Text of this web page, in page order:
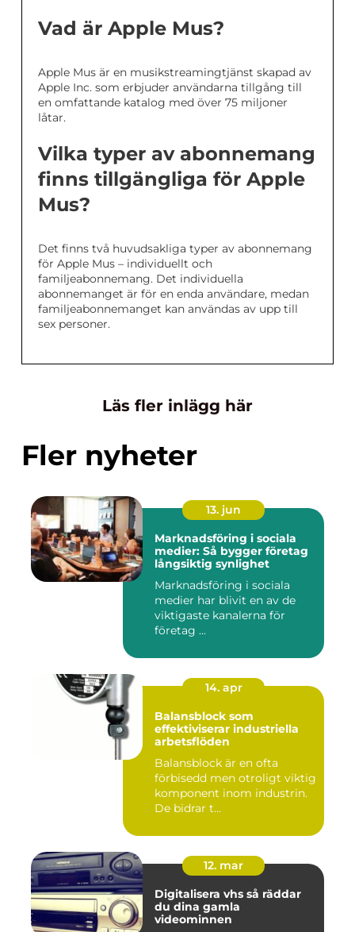
Vad är Apple Mus?
Apple Mus är en musikstreamingtjänst skapad av
Apple Inc. som erbjuder användarna tillgång till
en omfattande katalog med över 75 miljoner
låtar.
Vilka typer av abonnemang
finns tillgängliga för Apple
Mus?
Det finns två huvudsakliga typer av abonnemang
för Apple Mus – individuellt och
familjeabonnemang. Det individuella
abonnemanget är för en enda användare, medan
familjeabonnemanget kan användas av upp till
sex personer.
Läs fler inlägg här
Fler nyheter
13. jun
Marknadsföring i sociala
medier: Så bygger företag
långsiktig synlighet
Marknadsföring i sociala
medier har blivit en av de
viktigaste kanalerna för
företag ...
14. apr
Balansblock som
effektiviserar industriella
arbetsflöden
Balansblock är en ofta
förbisedd men otroligt viktig
komponent inom industrin.
De bidrar t...
12. mar
Digitalisera vhs så räddar
du dina gamla
videominnen